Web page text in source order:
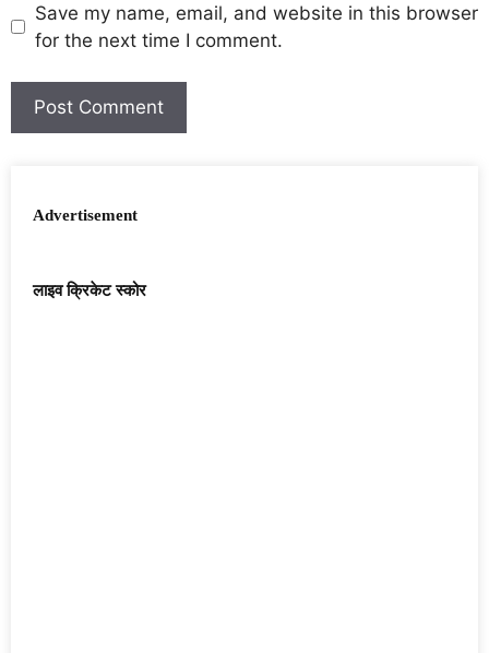
Save my name, email, and website in this browser
for the next time I comment.
Advertisement
लाइव क्रिकेट स्कोर